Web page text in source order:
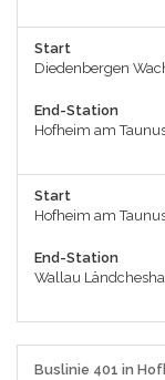
Start
Diedenbergen
End-Station
Hofheim am
Start
Hofheim am
End-Station
Wallau
Buslinie 401 in